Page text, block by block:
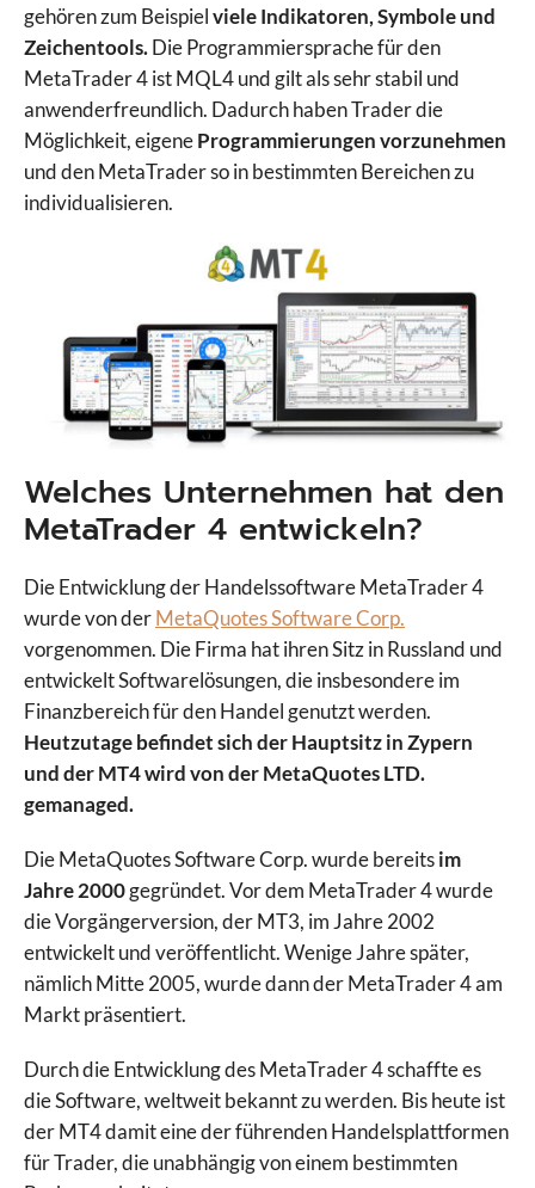
gehören zum Beispielviele Indikatoren, Symbole und
Zeichentools.Die Programmiersprache für den
MetaTrader 4 ist MQL4 und gilt als sehr stabil und
anwenderfreundlich. Dadurch haben Trader die
Möglichkeit, eigeneProgrammierungen vorzunehmen
und den MetaTrader so in bestimmten Bereichen zu
individualisieren.
Welches Unternehmen hat den
MetaTrader 4 entwickeln?
Die Entwicklung der Handelssoftware MetaTrader 4
wurde von derMetaQuotes Software Corp.
vorgenommen. Die Firma hat ihren Sitz in Russland und
entwickelt Softwarelösungen, die insbesondere im
Finanzbereich für den Handel genutzt werden.
Heutzutage befindet sich der Hauptsitz in Zypern
und der MT4 wird von der MetaQuotes LTD.
gemanaged.
Die MetaQuotes Software Corp. wurde bereitsim
Jahre 2000gegründet. Vor dem MetaTrader 4 wurde
die Vorgängerversion, der MT3, im Jahre 2002
entwickelt und veröffentlicht. Wenige Jahre später,
nämlich Mitte 2005, wurde dann der MetaTrader 4 am
Markt präsentiert.
Durch die Entwicklung des MetaTrader 4 schaffte es
die Software, weltweit bekannt zu werden. Bis heute ist
der MT4 damit eine der führenden Handelsplattformen
für Trader, die unabhängig von einem bestimmten